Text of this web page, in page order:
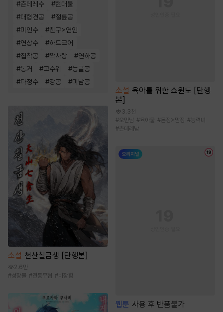
#츤데레수 #현대물
#대형견공 #절륜공
#미인수 #친구>연인
#연상수 #하드코어
#집착공 #짝사랑 #연하공
#동거 #고수위 #능글공
#다정수 #강공 #미남공
소설 천산칠금생 [단행본]
2.6만
#성장물 #전통무협 #비장함
소설 육아를 위한 쇼윈도 [단행
본]
3.3천
#오만남 #육아물 #몸정>맘정 #능력녀
#츤데레남
웹툰 사용 후 반품불가